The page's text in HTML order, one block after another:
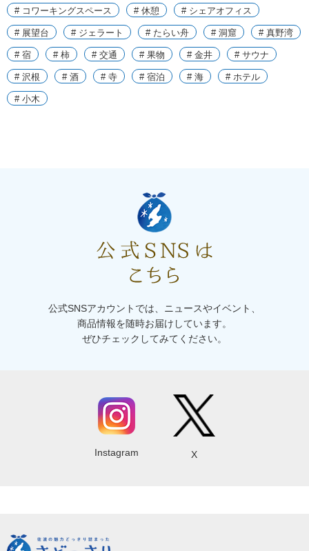
# コワーキングスペース # 休憩 # シェアオフィス
# 展望台 # ジェラート # たらい舟 # 洞窟 # 真野湾
# 宿 # 柿 # 交通 # 果物 # 金井 # サウナ
# 沢根 # 酒 # 寺 # 宿泊 # 海 # ホテル
# 小木
公式SNSアカウントでは、ニュースやイベント、
商品情報を随時お届けしています。
ぜひチェックしてみてください。
Instagram X